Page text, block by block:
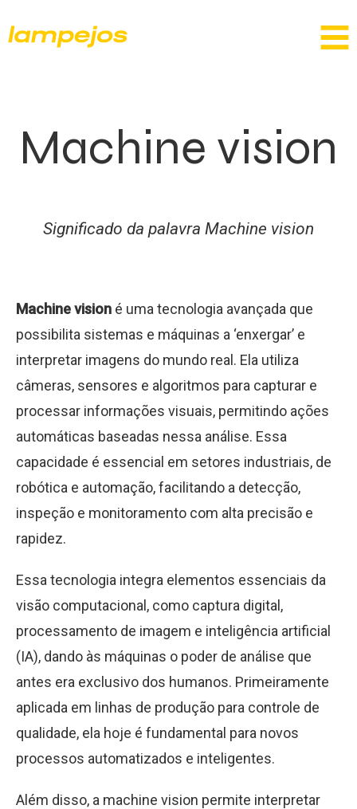
Machine vision
Significado da palavra Machine vision
Machine vision é uma tecnologia avançada que
possibilita sistemas e máquinas a ‘enxergar’ e
interpretar imagens do mundo real. Ela utiliza
câmeras, sensores e algoritmos para capturar e
processar informações visuais, permitindo ações
automáticas baseadas nessa análise. Essa
capacidade é essencial em setores industriais, de
robótica e automação, facilitando a detecção,
inspeção e monitoramento com alta precisão e
rapidez.
Essa tecnologia integra elementos essenciais da
visão computacional, como captura digital,
processamento de imagem e inteligência artificial
(IA), dando às máquinas o poder de análise que
antes era exclusivo dos humanos. Primeiramente
aplicada em linhas de produção para controle de
qualidade, ela hoje é fundamental para novos
processos automatizados e inteligentes.
Além disso, a machine vision permite interpretar